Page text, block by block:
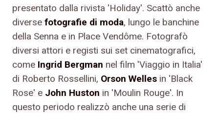
presentato dalla rivista 'Holiday'. Scattò anche
diverse fotografie di moda, lungo le banchine
della Senna e in Place Vendôme. Fotografò
diversi attori e registi sui set cinematografici,
come Ingrid Bergman nel film 'Viaggio in Italia'
di Roberto Rossellini, Orson Welles in 'Black
Rose' e John Huston in 'Moulin Rouge'. In
questo periodo realizzò anche una serie di